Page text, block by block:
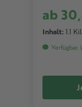
ab
Inhalt: 1.1
Verfügbar,